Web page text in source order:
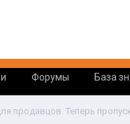
Форумы База